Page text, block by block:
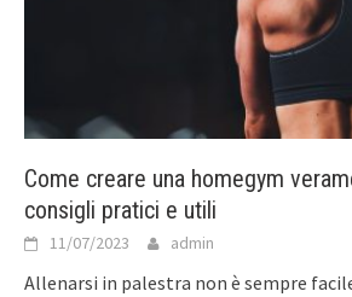
Come creare una homegym
consigli pratici e utili
11/07/2023 admin
Allenarsi in palestra non è sempre